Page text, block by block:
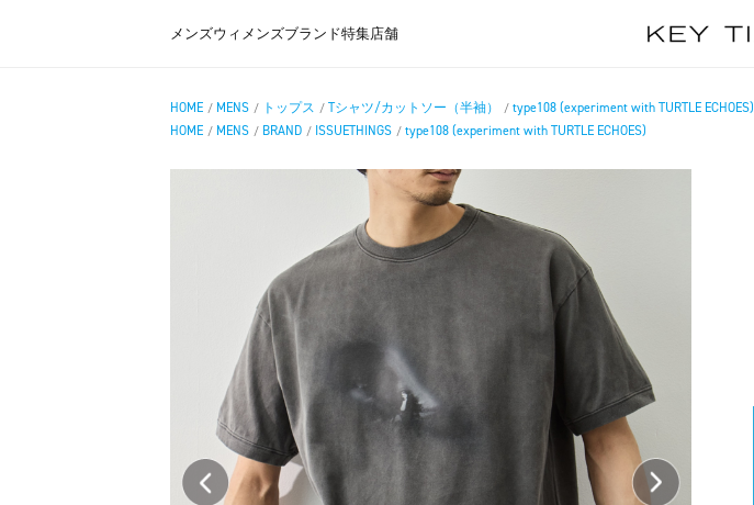
メンズウィメンズブランド特集店舗
HOME / MENS / トップス / Tシャツ/カットソー（半袖） / type108 (experiment with TURTLE ECHOES)
HOME / MENS / BRAND / ISSUETHINGS / type108 (experiment with TURTLE ECHOES)